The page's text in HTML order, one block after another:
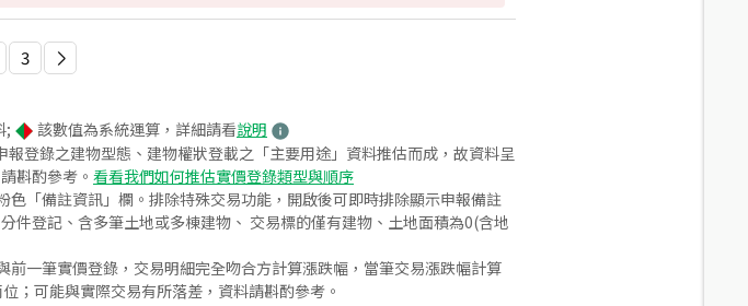
3
; 該數值為系統運算，詳細請看說明
登錄之建物型態、建物權狀登載之「主要用途」資料推估而成，故資料呈
斟酌參考。 看看我們如何推估實價登錄類型與順序
「備註資訊」欄。排除特殊交易功能，開啟後可即時排除顯示申報備註
件登記、含多筆土地或多棟建物、 交易標的僅有建物、土地面積為0(含地
一筆實價登錄，交易明細完全吻合方計算漲跌幅，當筆交易漲跌幅計算
；可能與實際交易有所落差，資料請斟酌參考。